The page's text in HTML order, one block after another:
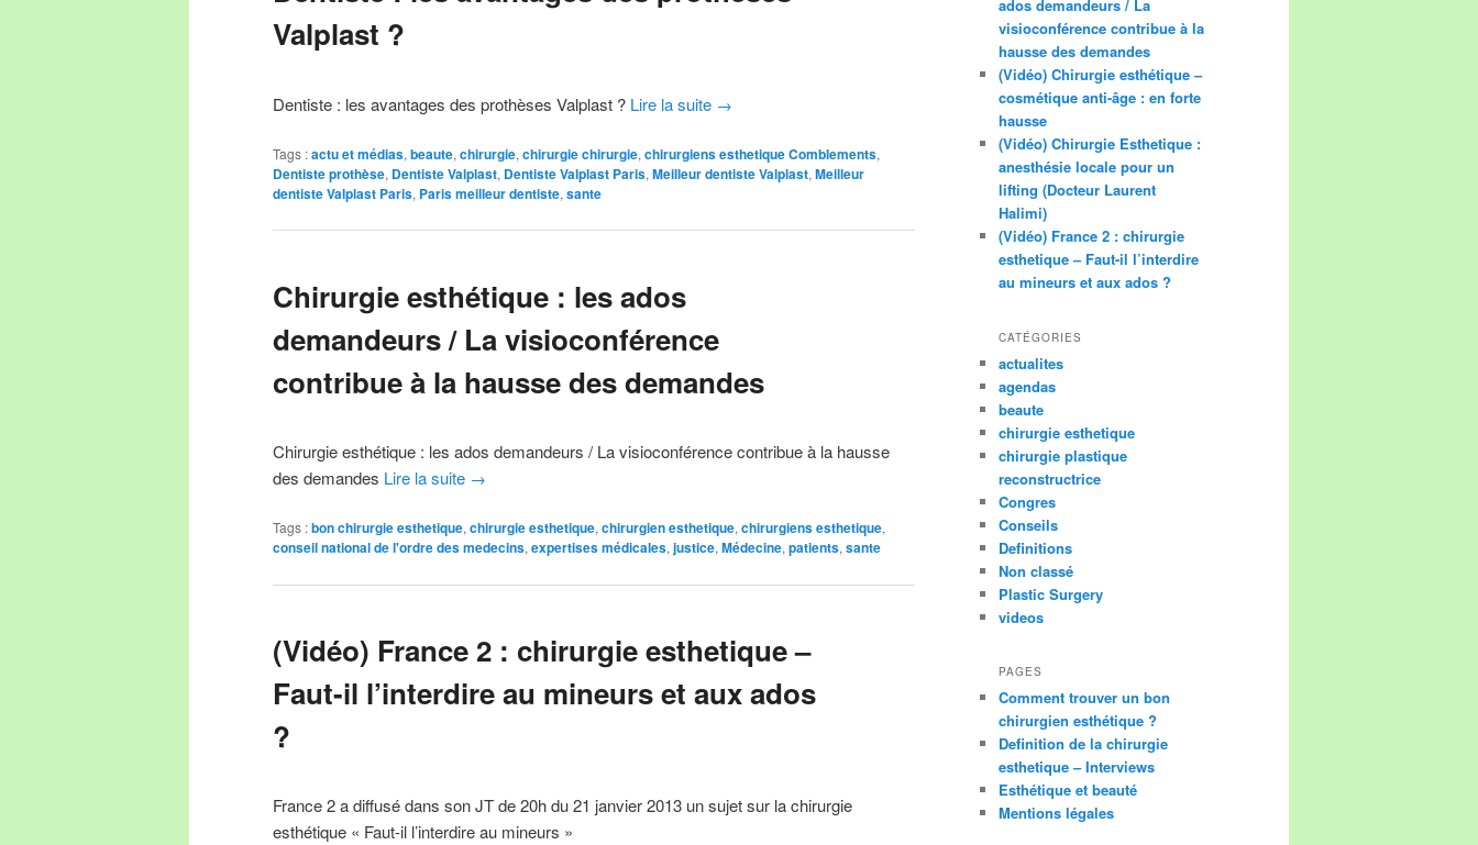
Valplast ?
Dentiste : les avantages des prothèses Valplast ? Lire la suite →
Tags :actu et médias, beaute, chirurgie, chirurgie chirurgie, chirurgiens esthetique Comblements,
Dentiste prothèse, Dentiste Valplast, Dentiste Valplast Paris, Meilleur dentiste Valplast, Meilleur
dentiste Valplast Paris, Paris meilleur dentiste, sante
Chirurgie esthétique : les ados
demandeurs / La visioconférence
contribue à la hausse des demandes
Chirurgie esthétique : les ados demandeurs / La visioconférence contribue à la hausse
des demandes Lire la suite →
Tags :bon chirurgie esthetique, chirurgie esthetique, chirurgien esthetique, chirurgiens esthetique,
conseil national de l'ordre des medecins, expertises médicales, justice, Médecine, patients, sante
(Vidéo) France 2 : chirurgie esthetique –
Faut-il l’interdire au mineurs et aux ados
?
France 2 a diffusé dans son JT de 20h du 21 janvier 2013 un sujet sur la chirurgie
esthétique « Faut-il l’interdire au mineurs »
ados demandeurs / La
visioconférence contribue à la
hausse des demandes
(Vidéo) Chirurgie esthétique –
cosmétique anti-âge : en forte
hausse
(Vidéo) Chirurgie Esthetique :
anesthésie locale pour un
lifting (Docteur Laurent
Halimi)
(Vidéo) France 2 : chirurgie
esthetique – Faut-il l’interdire
au mineurs et aux ados ?
CATÉGORIES
actualites
agendas
beaute
chirurgie esthetique
chirurgie plastique
reconstructrice
Congres
Conseils
Definitions
Non classé
Plastic Surgery
videos
PAGES
Comment trouver un bon
chirurgien esthétique ?
Definition de la chirurgie
esthetique – Interviews
Esthétique et beauté
Mentions légales